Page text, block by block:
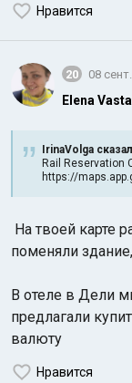
Нравится
20 08
Elena Vasta
IrinaVolga
Rail Reservation
https://
На твоей карте
поменяли
В отеле в Дели
предлагали
валюту
Нравится